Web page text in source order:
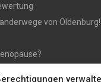
von Oldenburg!